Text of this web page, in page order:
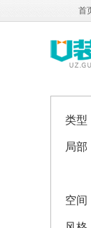
首
类型
局部
空间